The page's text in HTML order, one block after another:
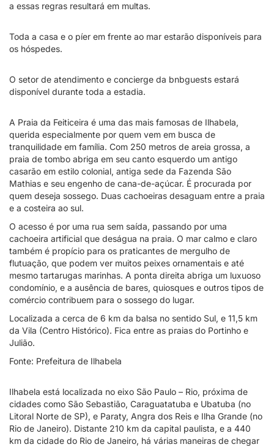
a essas regras resultará em multas.
Toda a casa e o píer em frente ao mar estarão disponíveis para
os hóspedes.
O setor de atendimento e concierge da bnbguests estará
disponível durante toda a estadia.
A Praia da Feiticeira é uma das mais famosas de Ilhabela,
querida especialmente por quem vem em busca de
tranquilidade em família. Com 250 metros de areia grossa, a
praia de tombo abriga em seu canto esquerdo um antigo
casarão em estilo colonial, antiga sede da Fazenda São
Mathias e seu engenho de cana-de-açúcar. É procurada por
quem deseja sossego. Duas cachoeiras desaguam entre a praia
e a costeira ao sul.
O acesso é por uma rua sem saída, passando por uma
cachoeira artificial que deságua na praia. O mar calmo e claro
também é propício para os praticantes de mergulho de
flutuação, que podem ver muitos peixes ornamentais e até
mesmo tartarugas marinhas. A ponta direita abriga um luxuoso
condomínio, e a ausência de bares, quiosques e outros tipos de
comércio contribuem para o sossego do lugar.
Localizada a cerca de 6 km da balsa no sentido Sul, e 11,5 km
da Vila (Centro Histórico). Fica entre as praias do Portinho e
Julião.
Fonte: Prefeitura de Ilhabela
Ilhabela está localizada no eixo São Paulo – Rio, próxima de
cidades como São Sebastião, Caraguatatuba e Ubatuba (no
Litoral Norte de SP), e Paraty, Angra dos Reis e Ilha Grande (no
Rio de Janeiro). Distante 210 km da capital paulista, e a 440
km da cidade do Rio de Janeiro, há várias maneiras de chegar